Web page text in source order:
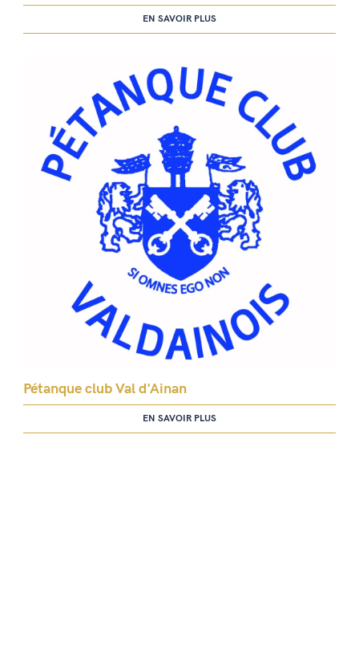
EN SAVOIR PLUS
Pétanque club Val d'Ainan
EN SAVOIR PLUS